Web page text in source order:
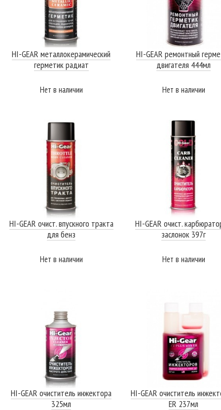
HI-GEAR металлокерамический
герметик радиат
Нет в наличии
HI-GEAR ремонтный
двигателя 444мл
Нет в наличии
HI-GEAR очист. впускного тракта
для бенз
Нет в наличии
HI-GEAR очист.
заслонок 397г
Нет в наличии
HI-GEAR очиститель инжектора
325мл
HI-GEAR очиститель
ER 237мл